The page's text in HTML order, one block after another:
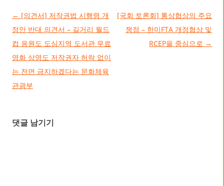
글 네비게이션
← [의견서] 저작권법 시행령 개
정안 반대 의견서 – 길거리 월드
컵 응원도 도심지역 도서관 무료
영화 상영도 저작권자 허락 없이
는 전면 금지하겠다는 문화체육
관광부
[국회 토론회] 통상협상의 주요
쟁점 – 한미FTA 개정협상 및
RCEP을 중심으로 →
댓글 남기기